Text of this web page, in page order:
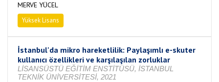
MERVE YÜCEL
Yüksek Lisans
İstanbul'da mikro hareketlilik: Paylaşımlı e-skuter
kullanıcı özellikleri ve karşılaşılan zorluklar
LİSANSÜSTÜ EĞİTİM ENSTİTÜSÜ, İSTANBUL
TEKNİK ÜNİVERSİTESİ, 2021